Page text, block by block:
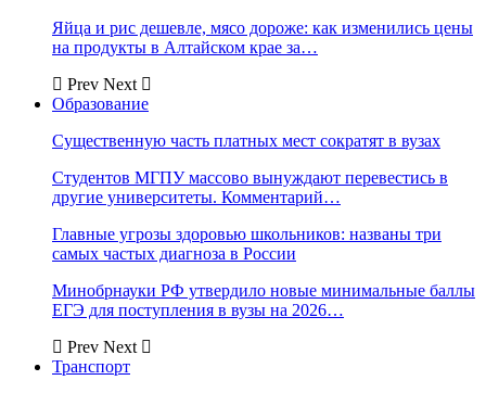
Яйца и рис дешевле, мясо дороже: как изменились цены
на продукты в Алтайском крае за…
Prev Next
Образование
Существенную часть платных мест сократят в вузах
Студентов МГПУ массово вынуждают перевестись в
другие университеты. Комментарий…
Главные угрозы здоровью школьников: названы три
самых частых диагноза в России
Минобрнауки РФ утвердило новые минимальные баллы
ЕГЭ для поступления в вузы на 2026…
Prev Next
Транспорт